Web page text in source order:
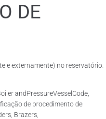
DE
e externamente) no reservatório.
andPressureVesselCode,
de procedimento de
Brazers,